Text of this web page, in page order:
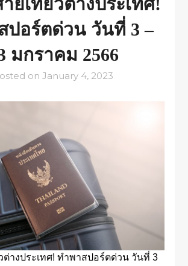
ายเที่ยวต่างประเทศ!
ปอร์ตด่วน วันที่ 3 –
มกราคม 2566
on January 4, 2023
วต่างประเทศ! ทำพาสปอร์ตด่วน วันที่ 3